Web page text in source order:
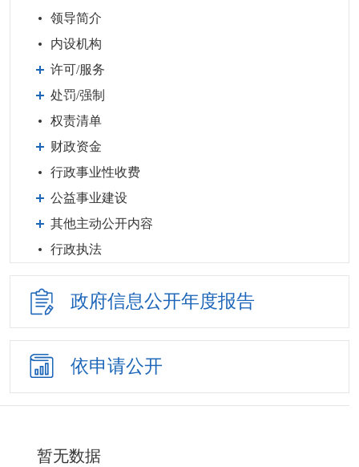
领导简介
内设机构
许可/服务
处罚/强制
权责清单
财政资金
行政事业性收费
公益事业建设
其他主动公开内容
行政执法
政府信息公开年度报告
依申请公开
暂无数据